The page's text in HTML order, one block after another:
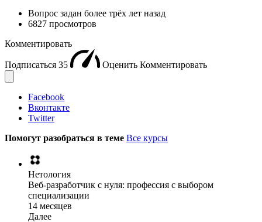
Вопрос задан более трёх лет назад
6827 просмотров
Комментировать
Подписаться 35 Оценить Комментировать
Facebook
Вконтакте
Twitter
Помогут разобраться в теме Все курсы
Нетология
Веб-разработчик с нуля: профессия с выбором
специализации
14 месяцев
Далее